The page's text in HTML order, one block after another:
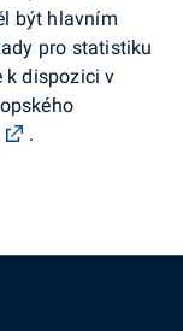
být hlavním
pro statistiku
k dispozici v
.